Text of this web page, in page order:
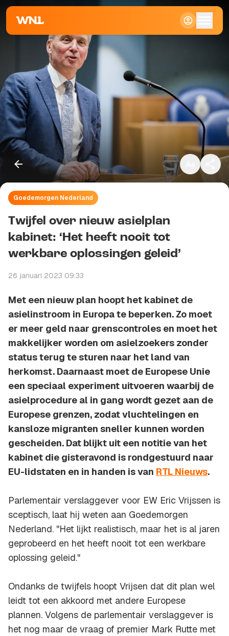
Klein
Standaard
Goedemorgen Nederland
Twijfel over nieuw asielplan
kabinet: ‘Het heeft nooit tot
werkbare oplossingen geleid’
26 januari 2023 09:33
Met een nieuw plan hoopt het kabinet de
asielinstroom in Europa te beperken. Zo moet
er meer geld naar grenscontroles en moet het
makkelijker worden om asielzoekers zonder
status terug te sturen naar het land van
herkomst. Daarnaast moet de Europese Unie
een speciaal experiment uitvoeren waarbij de
asielprocedure al in gang wordt gezet aan de
Europese grenzen, zodat vluchtelingen en
kansloze migranten sneller kunnen worden
gescheiden. Dat blijkt uit een notitie van het
kabinet die gisteravond is rondgestuurd naar
EU-lidstaten en in handen is van RTL Nieuws.
Parlementair verslaggever voor EW Eric Vrijssen is
sceptisch, laat hij weten aan Goedemorgen
Nederland. "Het lijkt realistisch, maar het is al jaren
geprobeerd en het heeft nooit tot een werkbare
oplossing geleid."
Ondanks de twijfels hoopt Vrijsen dat dit plan wel
leidt tot een akkoord met andere Europese
plannen. Volgens de parlementair verslaggever is
het nog maar de vraag of premier Mark Rutte met